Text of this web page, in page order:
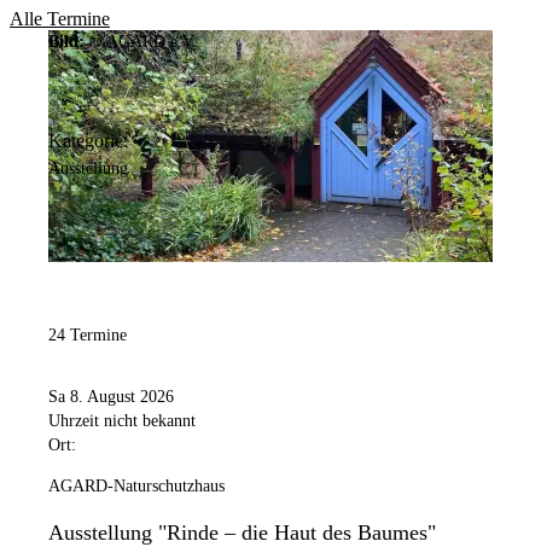
Alle Termine
Bild: © AGARD e.V.
Kategorie:
Ausstellung
24 Termine
Sa 8. August 2026
Uhrzeit nicht bekannt
Ort:
AGARD-Naturschutzhaus
Ausstellung "Rinde – die Haut des Baumes"